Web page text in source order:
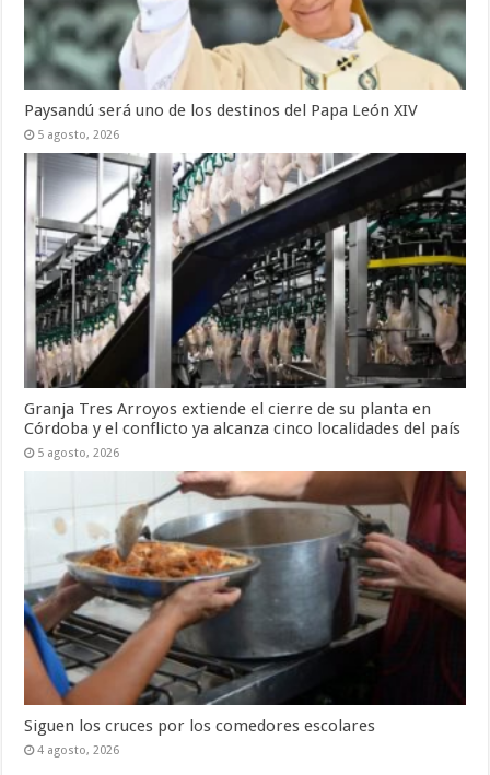
Paysandú será uno de los destinos del Papa León XIV
5 agosto, 2026
Granja Tres Arroyos extiende el cierre de su planta en
Córdoba y el conflicto ya alcanza cinco localidades del país
5 agosto, 2026
Siguen los cruces por los comedores escolares
4 agosto, 2026